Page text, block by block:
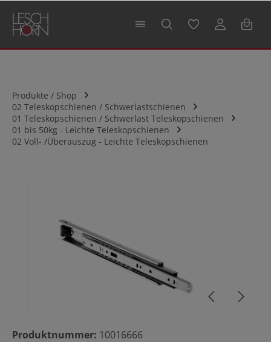
springen
Produkte / Shop
02 Teleskopschienen / Schwerlastschienen
01 Teleskopschienen / Schwerlast Teleskopschienen
01 bis 50kg - Leichte Teleskopschienen
02 Voll- /Überauszug - Leichte Teleskopschienen
Produktnummer: 10016666